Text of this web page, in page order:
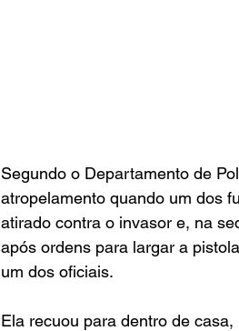
Segundo o Departamento de
atropelamento quando um dos
atirado contra o invasor e, na
após ordens para largar a
um dos oficiais.
Ela recuou para dentro de